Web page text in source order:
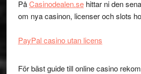
PåCasinodealen.sehittar ni den
om nya casinon, licenser och slots
PayPal casino utan licens
För bäst guide till online casino